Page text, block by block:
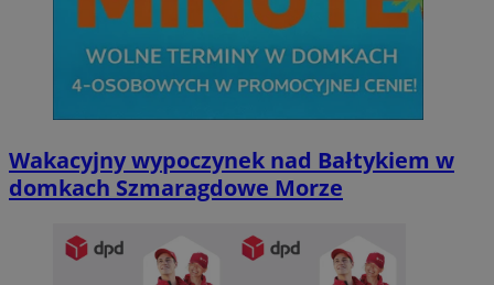
Wakacyjny wypoczynek nad Bałtykiem w
domkach Szmaragdowe Morze
QeSessID sosnowiecki.pl